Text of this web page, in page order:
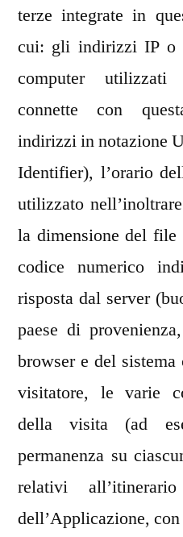
terze integrate in
cui: gli indirizzi IP o
computer
connette con
indirizzi in notazione
Identifier), l’orario
utilizzato
la dimensione del
codice numerico
risposta dal server
paese di
browser e del
visitatore, le varie
della visita (ad
permanenza su
relativi
dell’Applicazione,